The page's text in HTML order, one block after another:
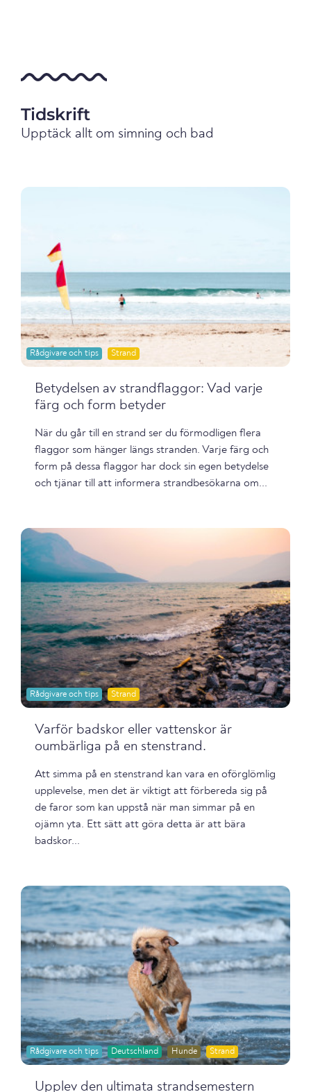
Tidskrift
Upptäck allt om simning och bad
Rådgivare och tips Strand
Betydelsen av strandflaggor: Vad varje
färg och form betyder
När du går till en strand ser du förmodligen flera
flaggor som hänger längs stranden. Varje färg och
form på dessa flaggor har dock sin egen betydelse
och tjänar till att informera strandbesökarna om...
Rådgivare och tips Strand
Varför badskor eller vattenskor är
oumbärliga på en stenstrand.
Att simma på en stenstrand kan vara en oförglömlig
upplevelse, men det är viktigt att förbereda sig på
de faror som kan uppstå när man simmar på en
ojämn yta. Ett sätt att göra detta är att bära
badskor...
Rådgivare och tips Deutschland Hunde Strand
Upplev den ultimata strandsemestern